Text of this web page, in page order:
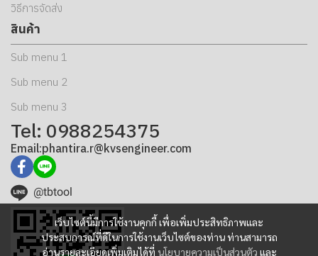
เว็บไซต์นี้มีการใช้งานคุกกี้ เพื่อเพิ่มประสิทธิภาพและ
ประสบการณ์ที่ดีในการใช้งานเว็บไซต์ของท่าน ท่านสามารถ
อ่านรายละเอียดเพิ่มเติมได้ที่ นโยบายความเป็นส่วนตัว และ
วิธีการจัดส่ง
สินค้า
Sub menu 1
Sub menu 2
Sub menu 3
Tel: 0988254375
Email:phantira.r@kvsengineer.com
@tbtool